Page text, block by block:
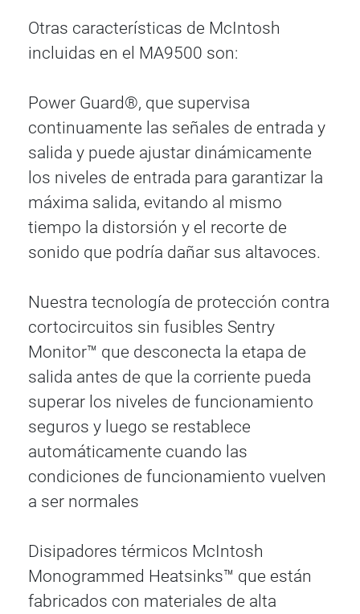
Otras características de McIntosh
incluidas en el MA9500 son:
Power Guard®, que supervisa
continuamente las señales de entrada y
salida y puede ajustar dinámicamente
los niveles de entrada para garantizar la
máxima salida, evitando al mismo
tiempo la distorsión y el recorte de
sonido que podría dañar sus altavoces.
Nuestra tecnología de protección contra
cortocircuitos sin fusibles Sentry
Monitor™ que desconecta la etapa de
salida antes de que la corriente pueda
superar los niveles de funcionamiento
seguros y luego se restablece
automáticamente cuando las
condiciones de funcionamiento vuelven
a ser normales
Disipadores térmicos McIntosh
Monogrammed Heatsinks™ que están
fabricados con materiales de alta